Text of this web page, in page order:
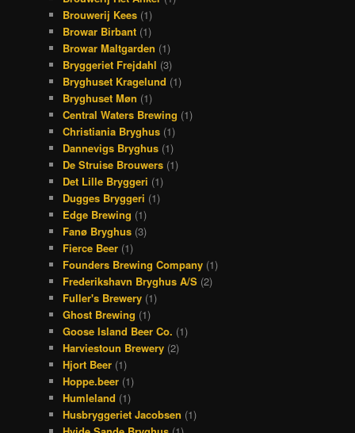
Brouwerij Kees (1)
Browar Birbant (1)
Browar Maltgarden (1)
Bryggeriet Frejdahl (3)
Bryghuset Kragelund (1)
Bryghuset Møn (1)
Central Waters Brewing (1)
Christiania Bryghus (1)
Dannevigs Bryghus (1)
De Struise Brouwers (1)
Det Lille Bryggeri (1)
Dugges Bryggeri (1)
Edge Brewing (1)
Fanø Bryghus (3)
Fierce Beer (1)
Founders Brewing Company (1)
Frederikshavn Bryghus A/S (2)
Fuller's Brewery (1)
Ghost Brewing (1)
Goose Island Beer Co. (1)
Harviestoun Brewery (2)
Hjort Beer (1)
Hoppe.beer (1)
Humleland (1)
Husbryggeriet Jacobsen (1)